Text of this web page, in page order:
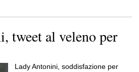
tweet al veleno per
Lady Antonini, soddisfazione per